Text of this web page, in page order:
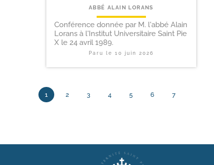
ABBÉ ALAIN LORANS
Conférence donnée par M. l'abbé Alain
Lorans à l'Institut Universitaire Saint Pie
X le 24 avril 1989.
Paru le 10 juin 2026
1 2 3 4 5 6 7